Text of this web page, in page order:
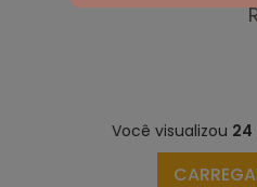
Você visualizou 24